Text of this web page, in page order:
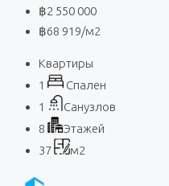
฿2 550 000
฿68 919/м2
Квартиры
1
Спален
1
Санузлов
8
Этажей
37
м2